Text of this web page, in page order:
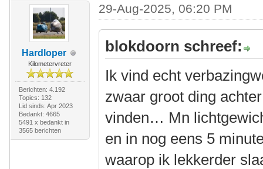
Hardloper
Kilometervreter
Berichten: 4.192
Topics: 132
Lid sinds: Apr 2023
Bedankt: 4665
5491 x bedankt in
3565 berichten
29-Aug-2025, 06:20 PM
blokdoorn schreef:
Ik vind echt
zwaar groot ding
vinden… Mn
en in nog eens 5
waarop ik lekkerder